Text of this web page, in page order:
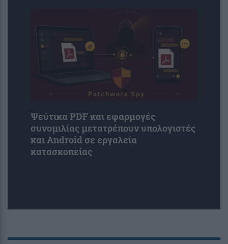
Ψεύτικα PDF και εφαρμογές
συνομιλίας μετατρέπουν υπολογιστές
και Android σε εργαλεία
κατασκοπείας